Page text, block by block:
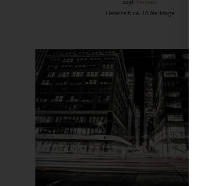
Lieferzeit: ca. 10 Werktage
Dieses Produkt weist mehrere Varianten auf. Die Optionen können auf der Produktseite gewählt werden